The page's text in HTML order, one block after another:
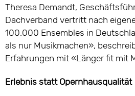
Theresa Demandt,
Dachverband vertritt nach
100.000 Ensembles in
als nur Musikmachen»,
Erfahrungen mit «Länger fit mit
Erlebnis statt Opernhausqualität